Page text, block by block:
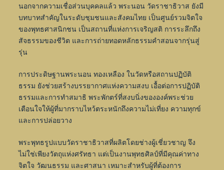
นอกจากความเชื่อส่วนบุคคลแล้ว พระนอน วัดราชาธิวาส ยังมี
บทบาทสำคัญในระดับชุมชนและสังคมไทย เป็นศูนย์รวมจิตใจ
ของพุทธศาสนิกชน เป็นสถานที่แห่งการเจริญสติ การระลึกถึง
สัจธรรมของชีวิต และการถ่ายทอดหลักธรรมคำสอนจากรุ่นสู่
รุ่น
การประดิษฐานพระนอน ทองเหลือง ในวัดหรือสถานปฏิบัติ
ธรรม ยังช่วยสร้างบรรยากาศแห่งความสงบ เอื้อต่อการปฏิบัติ
ธรรมและการทำสมาธิ พระพักตร์ที่สงบนิ่งขององค์พระช่วย
เตือนใจให้ผู้ที่มากราบไหว้ตระหนักถึงความไม่เที่ยง ความทุกข์
และการปล่อยวาง
พระพุทธรูปแบบวัดราชาธิวาสที่ผลิตโดยช่างผู้เชี่ยวชาญ จึง
ไม่ใช่เพียงวัตถุแห่งศรัทธา แต่เป็นงานพุทธศิลป์ที่มีคุณค่าทาง
จิตใจ วัฒนธรรม และศาสนา เหมาะสำหรับผู้ที่ต้องการ